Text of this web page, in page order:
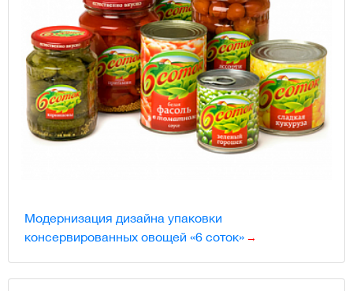
Модернизация дизайна упаковки
консервированных овощей «6 соток»